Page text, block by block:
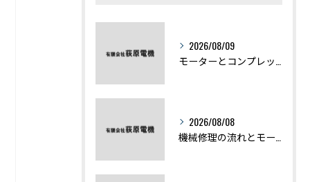
2026/08/09
2026/08/08